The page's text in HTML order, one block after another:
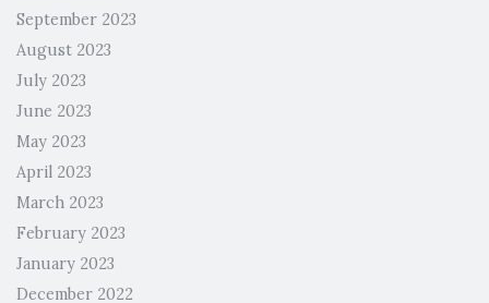
September 2023
August 2023
July 2023
June 2023
May 2023
April 2023
March 2023
February 2023
January 2023
December 2022